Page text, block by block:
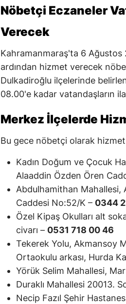
Nöbetçi Eczaneler
Verecek
Kahramanmaraş'ta 6
ardından hizmet verecek
Dulkadiroğlu ilçelerinde
08.00'e kadar vatandaşların
Merkez İlçelerde
Bu gece nöbetçi olarak
Kadın Doğum ve Çocuk
Alaaddin Özden Ören
Abdulhamithan Mahallesi,
Caddesi No:52/K – 0344
Özel Kipaş Okulları alt
civarı – 0531 718 00 46
Tekerek Yolu, Akmansoy
Ortaokulu arkası, Hurda
Yörük Selim Mahallesi,
Duraklı Mahallesi 20013.
Necip Fazıl Şehir